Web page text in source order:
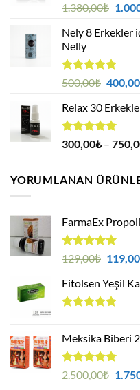
5 üzerinden
oy
aldı
1.380,00₺
Nely 8 Erkekler
Nelly
5 üzerinden
oy
aldı
500,00₺ 400,00
Relax 30
5 üzerinden
4.94oy
300,00₺ –
YORUMLANAN
FarmaEx
5 üzerinden
oy
aldı
129,00₺ 119,00
Fitolsen Yeşil
aldı
Meksika Biberi
5 üzerinden
oy
2.500,00₺